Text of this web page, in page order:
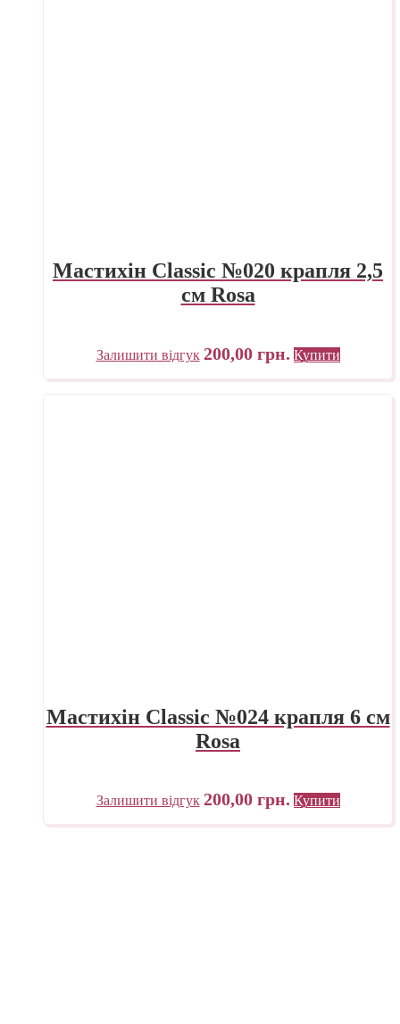
Мастихін Classic №020 крапля 2,5
см Rosa
Залишити відгук 200,00 грн. Купити
Мастихін Classic №024 крапля 6 см
Rosa
Залишити відгук 200,00 грн. Купити